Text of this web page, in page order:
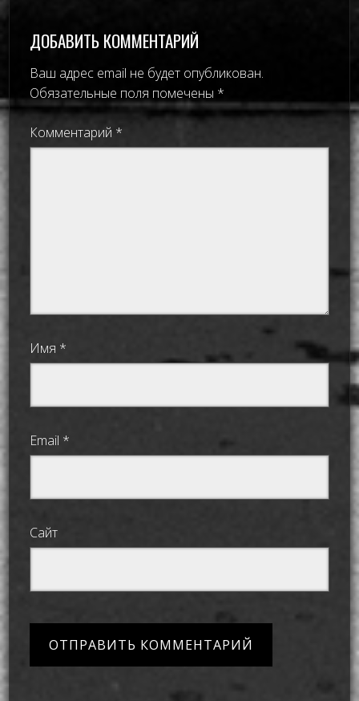
ДОБАВИТЬ КОММЕНТАРИЙ
Ваш адрес email не будет опубликован.
Обязательные поля помечены *
Комментарий *
Имя *
Email *
Сайт